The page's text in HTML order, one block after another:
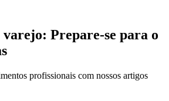
Prepare-se para o
profissionais com nossos artigos